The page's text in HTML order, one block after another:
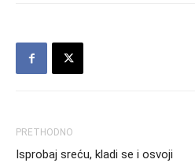
PRETHODNO
Isprobaj sreću, kladi se i osvoji